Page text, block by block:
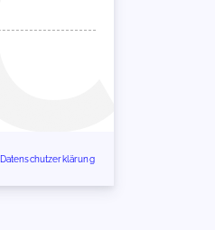
Datenschutzerklärung